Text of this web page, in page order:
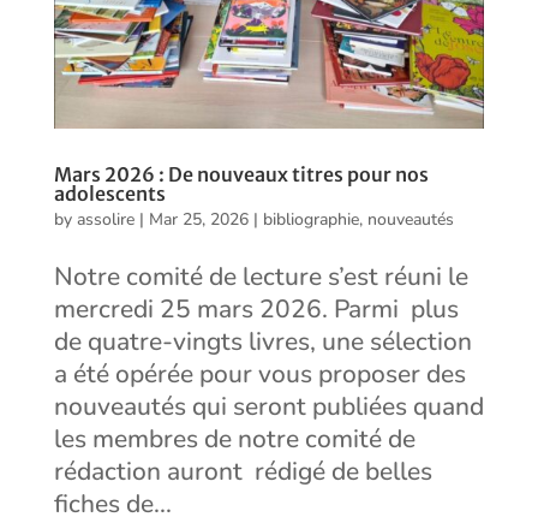
Mars 2026 : De nouveaux titres pour nos
adolescents
by assolire| Mar 25, 2026| bibliographie, nouveautés
Notre comité de lecture s’est réuni le
mercredi 25 mars 2026. Parmi plus
de quatre-vingts livres, une sélection
a été opérée pour vous proposer des
nouveautés qui seront publiées quand
les membres de notre comité de
rédaction auront rédigé de belles
fiches de...